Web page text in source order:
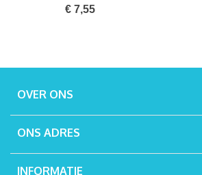
€ 7,55
OVER ONS
ONS ADRES
INFORMATIE